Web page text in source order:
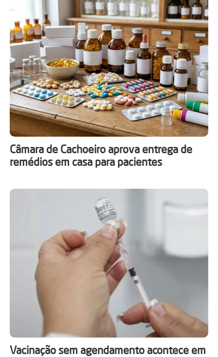
Câmara de Cachoeiro aprova entrega de
remédios em casa para pacientes
​Vacinação sem agendamento acontece em